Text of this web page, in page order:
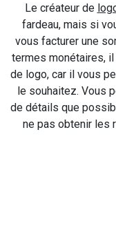
Le créateur de
fardeau, mais si
vous facturer une
termes monétaires, il
de logo, car il vous
le souhaitez. Vous
de détails que
ne pas obtenir les